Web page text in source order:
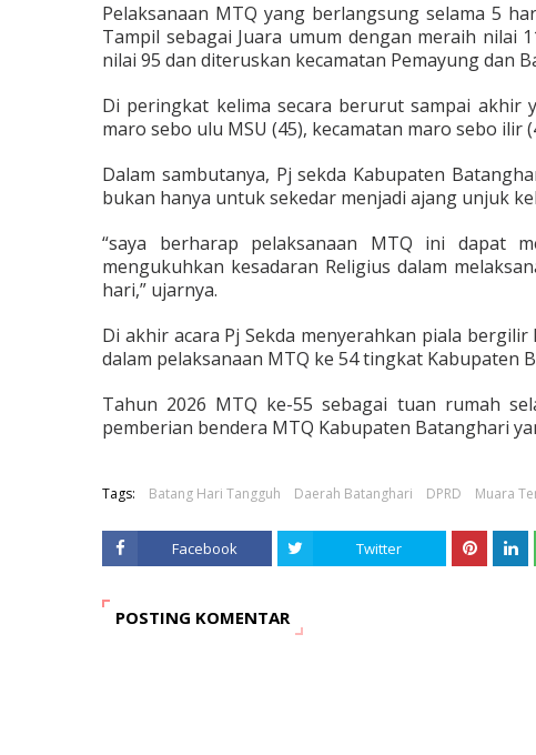
Pelaksanaan MTQ yang berlangsung selama 5
Tampil sebagai Juara umum dengan meraih nilai
nilai 95 dan diteruskan kecamatan Pemayung dan
Di peringkat kelima secara berurut sampai akhir
maro sebo ulu MSU (45), kecamatan maro sebo ilir
Dalam sambutanya, Pj sekda Kabupaten
bukan hanya untuk sekedar menjadi ajang unjuk
“saya berharap pelaksanaan MTQ ini dapat
mengukuhkan kesadaran Religius dalam
hari,” ujarnya.
Di akhir acara Pj Sekda menyerahkan piala
dalam pelaksanaan MTQ ke 54 tingkat Kabupaten
Tahun 2026 MTQ ke-55 sebagai tuan rumah
pemberian bendera MTQ Kabupaten Batanghari
Tags: Batang Hari Tangguh Daerah Batanghari DPRD Muara
Facebook Twitter
POSTING KOMENTAR